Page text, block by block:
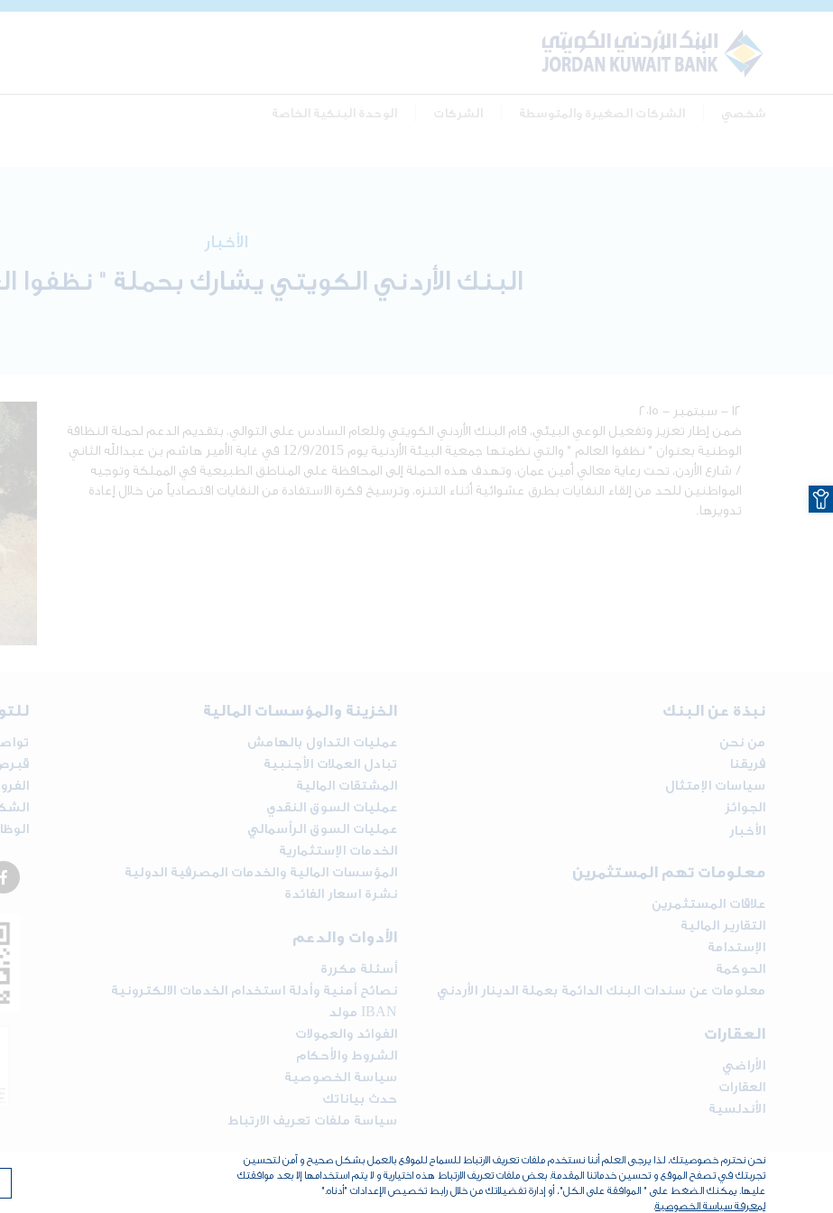
شخصي الشركات الصغيرة والمتوسطة الشركات الوحدة البنكية الخاصة
الأخبار
البنك الأردني الكويتي يشارك بحملة " نظفوا
١٢ - سبتمبر - ٢٠١٥
ضمن إطار تعزيز وتفعيل الوعي البيئي، قام البنك الأردني الكويتي وللعام السادس على التوالي، بتقديم الدعم لحملة النظافة
الوطنية بعنوان " نظفوا العالم " والتي نظمتها جمعية البيئة الأردنية يوم 12/9/2015 في غابة الأمير هاشم بن عبدالله الثاني
/ شارع الأردن، تحت رعاية معالي أمين عمان، وتهدف هذه الحملة إلى المحافظة على المناطق الطبيعية في المملكة وتوجيه
المواطنين للحد من إلقاء النفايات بطرق عشوائية أثناء التنزه، وترسيخ فكرة الاستفادة من النفايات اقتصادياً من خلال إعادة
تدويرها.
نبذة عن البنك
من نحن
فريقنا
سياسات الإمتثال
الجوائز
الأخبار
معلومات تهم المستثمرين
علاقات المستثمرين
التقارير المالية
الإستدامة
الحوكمة
معلومات عن سندات البنك الدائمة بعملة الدينار الأردني
العقارات
الأراضي
العقارات
الأندلسية
الخزينة والمؤسسات المالية
عمليات التداول بالهامش
تبادل العملات الأجنبية
المشتقات المالية
عمليات السوق النقدي
عمليات السوق الرأسمالي
الخدمات الإستثمارية
المؤسسات المالية والخدمات المصرفية الدولية
نشرة اسعار الفائدة
الأدوات والدعم
أسئلة مكررة
نصائح أمنية وأدلة استخدام الخدمات الالكترونية
مولد IBAN
الفوائد والعمولات
الشروط والأحكام
سياسة الخصوصية
حدث بياناتك
سياسة ملفات تعريف الارتباط
نحن نحترم خصوصيتك، لذا يرجى العلم أننا نستخدم ملفات تعريف الارتباط للسماح للموقع بالعمل بشكل صحيح و آمن لتحسين
تجربتك في تصفح الموقع و تحسين خدماتنا المقدمة. بعض ملفات تعريف الارتباط هذه اختيارية و لا يتم استخدامها إلا بعد موافقتك
عليها. يمكنك الضغط على " الموافقة على الكل"، أو إدارة تفضيلاتك من خلال رابط تخصيص الإعدادات "أدناه."
لمعرفة سياسة الخصوصية.